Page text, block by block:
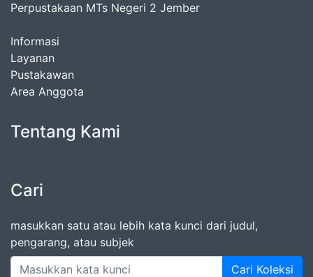
Perpustakaan MTs Negeri 2 Jember
Informasi
Layanan
Pustakawan
Area Anggota
Tentang Kami
Cari
masukkan satu atau lebih kata kunci dari judul,
pengarang, atau subjek
Cari Koleksi